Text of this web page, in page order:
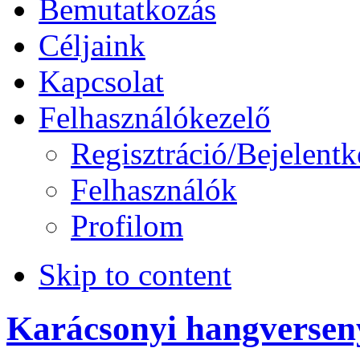
Bemutatkozás
Céljaink
Kapcsolat
Felhasználókezelő
Regisztráció/
Felhasználók
Profilom
Skip to content
Karácsonyi